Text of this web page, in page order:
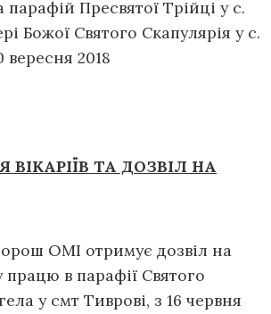
парафій Пресвятої Трійці у с.
Божої Святого Скапулярія у с.
вересня 2018
ТА ДОЗВІЛ НА
OMI отримує дозвіл на
в парафії Святого
у смт Тиврові, з 16 червня